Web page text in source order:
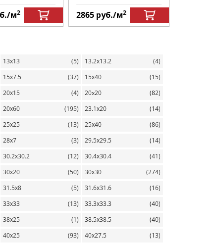
/м2 2865 руб./м2
13х13 (5) 13.2х13.2
(4)
15х7.5 (37) 15х40
(15)
20х15 (4) 20x20
(82)
20х60 (195) 23.1х20
(14)
25х25 (13) 25х40
(86)
28х7 (3) 29.5х29.5
(14)
30.2х30.2 (12) 30.4х30.4
(41)
30х20 (50) 30х30
(274)
31.5х8 (5) 31.6х31.6
(16)
33х33 (13) 33.3х33.3
(40)
38х25 (1) 38.5х38.5
(40)
40х25 (93) 40х27.5
(13)